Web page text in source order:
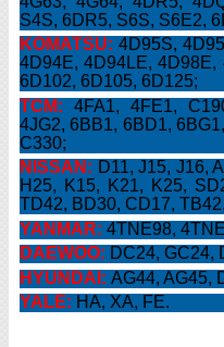
S4S, 6DR5, S6S, S6E2,
KOMATSU: 4D95S,
4D94E, 4D94LE, 4D98E,
6D102, 6D105, 6D125;
TCM: 4FA1, 4FE1,
4JG2, 6BB1, 6BD1,
C330;
NISSAN: D11, J15, J16,
H25, K15, K21, K25,
TD42, BD30, CD17,
YANMAR: 4TNE98,
DAEWOO: DC24, GC24,
HYUNDAI: AG44, AG45,
YALE: HA, XA, FE.